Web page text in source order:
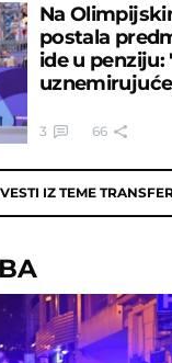
Na
postala
ide u penziju:
3 66
IZ TEME